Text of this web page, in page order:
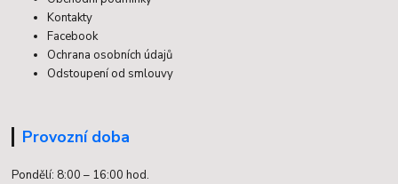
Kontakty
Facebook
Ochrana osobních údajů
Odstoupení od smlouvy
Provozní doba
Pondělí: 8:00 – 16:00 hod.